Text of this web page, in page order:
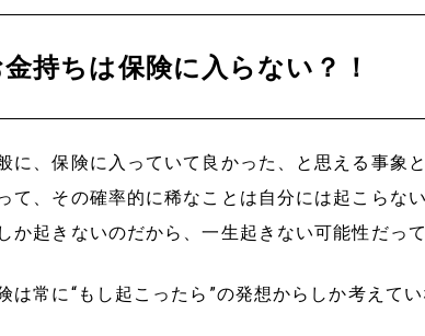
持ちは保険に入らない？！
に、保険に入っていて良かった、と思える事象
て、その確率的に稀なことは自分には起こらな
か起きないのだから、一生起きない可能性だって
は常に“もし起こったら”の発想からしか考えてい